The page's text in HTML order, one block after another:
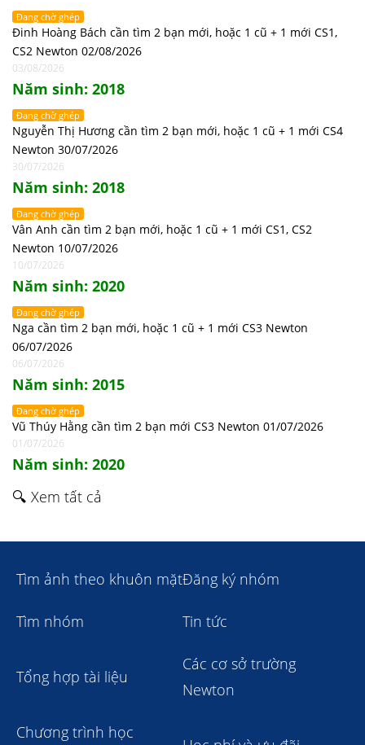
Đang chờ ghép
Đinh Hoàng Bách cần tìm 2 bạn mới, hoặc 1 cũ + 1 mới CS1,
CS2 Newton 02/08/2026
03/08/2026
Năm sinh: 2018
Đang chờ ghép
Nguyễn Thị Hương cần tìm 2 bạn mới, hoặc 1 cũ + 1 mới CS4
Newton 30/07/2026
30/07/2026
Năm sinh: 2018
Đang chờ ghép
Vân Anh cần tìm 2 bạn mới, hoặc 1 cũ + 1 mới CS1, CS2
Newton 10/07/2026
10/07/2026
Năm sinh: 2020
Đang chờ ghép
Nga cần tìm 2 bạn mới, hoặc 1 cũ + 1 mới CS3 Newton
06/07/2026
06/07/2026
Năm sinh: 2015
Đang chờ ghép
Vũ Thúy Hằng cần tìm 2 bạn mới CS3 Newton 01/07/2026
01/07/2026
Năm sinh: 2020
🔍 Xem tất cả
Tìm ảnh theo khuôn mặtĐăng ký nhóm
Tìm nhóm Tin tức
Tổng hợp tài liệu
Các cơ sở trường
Newton
Chương trình học